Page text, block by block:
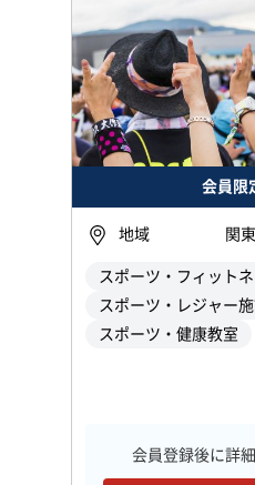
会員限
地域 関
スポーツ・フィット
スポーツ・レジャー
スポーツ・健康教室
会員登録後に詳